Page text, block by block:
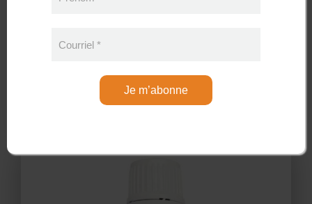
Kamelya Huile essentielle Respiratoire
Courriel *
Je m’abonne